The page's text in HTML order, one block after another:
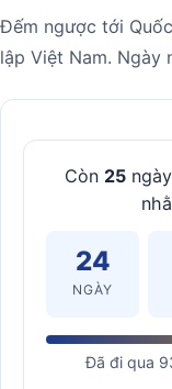
Đếm ngược tới
lập Việt Nam. Ngày
Máy
tínhCòn 25
24
NGÀY
Đã đi qua